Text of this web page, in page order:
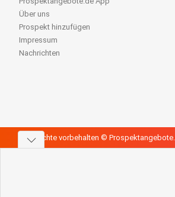
Über uns
Prospekt hinzufügen
Impressum
Nachrichten
Alle Rechte vorbehalten ©